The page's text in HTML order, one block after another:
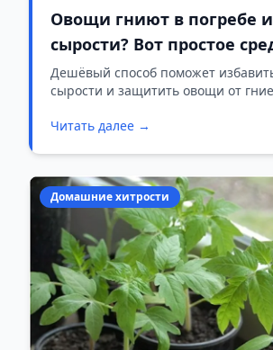
Овощи гниют в погребе
сырости? Вот простое
которое решает
несколько дней
Дешёвый способ поможет
сырости и защитить овощи от
Читать далее →
Домашние хитрости